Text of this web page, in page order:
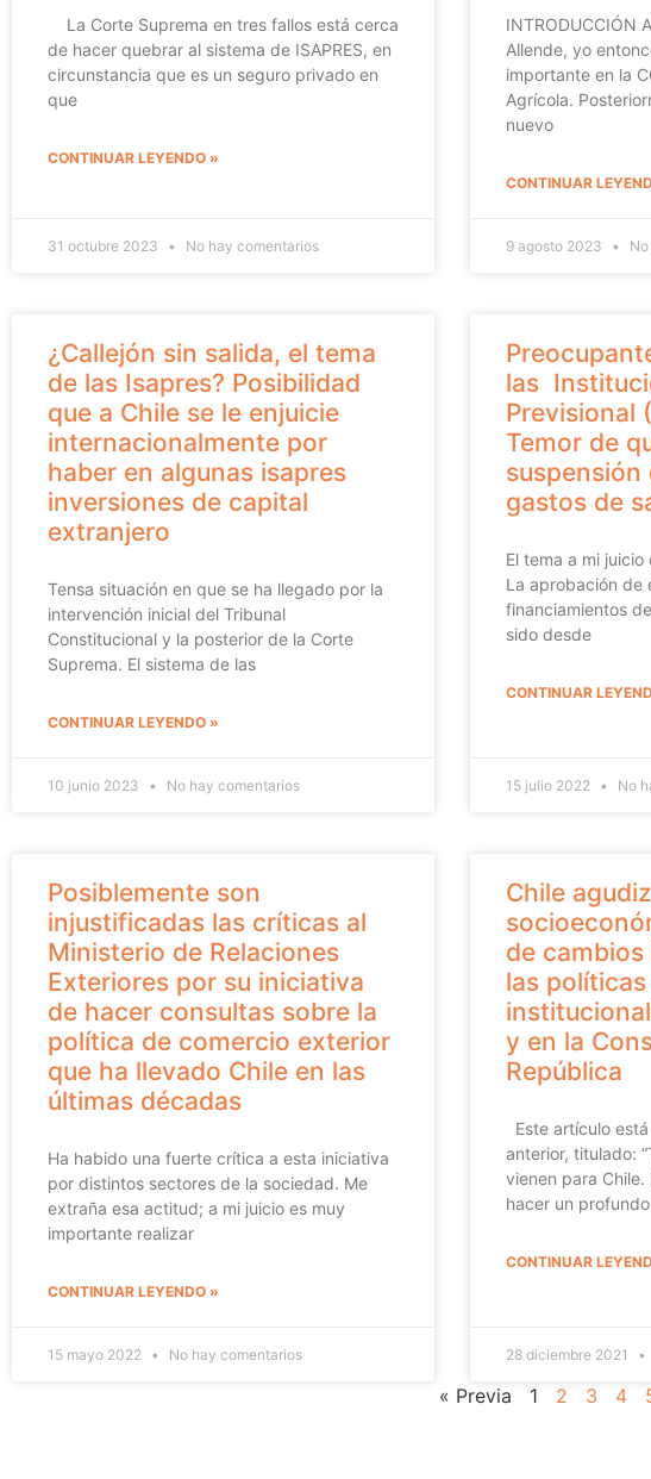
La Corte Suprema en tres fallos está cerca
de hacer quebrar al sistema de ISAPRES, en
circunstancia que es un seguro privado en
que
CONTINUAR LEYENDO »
31 octubre 2023 No hay comentarios
INTRODUCCIÓN
Allende, yo
importante en la
Agrícola.
nuevo
CONTINUAR
9 agosto 2023
¿Callejón sin salida, el tema
de las Isapres? Posibilidad
que a Chile se le enjuicie
internacionalmente por
haber en algunas isapres
inversiones de capital
extranjero
Tensa situación en que se ha llegado por la
intervención inicial del Tribunal
Constitucional y la posterior de la Corte
Suprema. El sistema de las
CONTINUAR LEYENDO »
10 junio 2023 No hay comentarios
las
Previsional
Temor de
gastos de
El tema a mi
La aprobación de
financiamientos
sido desde
CONTINUAR
15 julio 2022 No
Posiblemente son
injustificadas las críticas al
Ministerio de Relaciones
Exteriores por su iniciativa
de hacer consultas sobre la
política de comercio exterior
que ha llevado Chile en las
últimas décadas
Ha habido una fuerte crítica a esta iniciativa
por distintos sectores de la sociedad. Me
extraña esa actitud; a mi juicio es muy
importante realizar
CONTINUAR LEYENDO »
15 mayo 2022 No hay comentarios
Chile
de
las
y en la
República
Este artículo
anterior, titulado:
vienen para
hacer un
CONTINUAR
28 diciembre 2021
« Previa 1 2 3 4